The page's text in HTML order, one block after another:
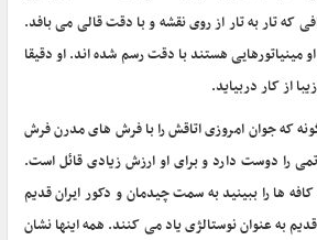
که تار به تار از روی نقشه و با دقت قالی می بافد.
مینیاتورهایی هستند با دقت رسم شده اند. او دقیقا
از کار دربیاید.
که جوان امروزی اتاقش را با فرش های مدرن فرش
را دوست دارد و برای او ارزش زیادی قائل است.
ها را ببینید به سمت چیدمان و دکور ایران قدیم
به عنوان نوستالژی یاد می کنند. همه اینها نشان